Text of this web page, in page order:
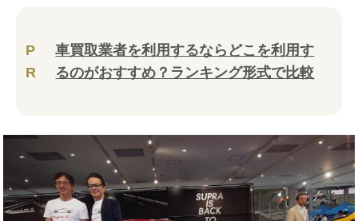
P
R
車買取業者を利用するならどこを利用す
るのがおすすめ？ランキング形式で比較